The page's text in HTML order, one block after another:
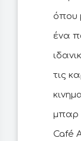
όπου
ένα
τις
μπαρ
Café